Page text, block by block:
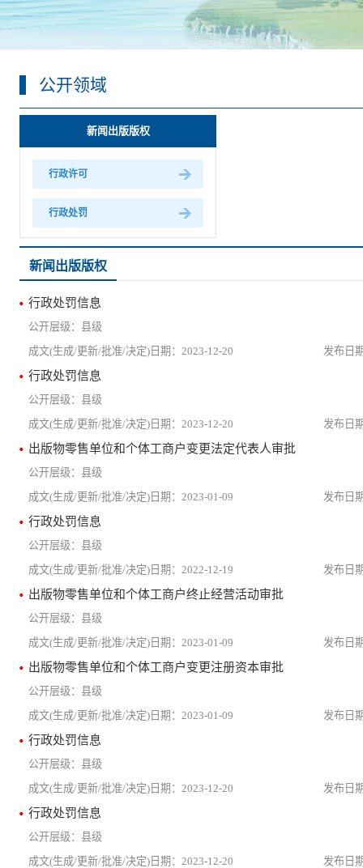
公开领域
新闻出版版权
行政许可
行政处罚
新闻出版版权
行政处罚信息
县级
2023-12-20
行政处罚信息
县级
2023-12-20
出版物零售单位和个体工商户变更法定代表人审批
县级
2023-01-09
行政处罚信息
县级
2022-12-19
出版物零售单位和个体工商户终止经营活动审批
县级
2023-01-09
出版物零售单位和个体工商户变更注册资本审批
县级
2023-01-09
行政处罚信息
县级
2023-12-20
行政处罚信息
县级
2023-12-20